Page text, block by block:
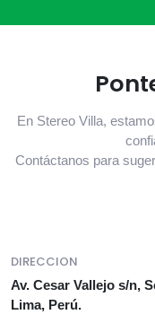
En Stereo Villa,
Contáctanos para
DIRECCION
Av. Cesar Vallejo s/n,
Lima, Perú.